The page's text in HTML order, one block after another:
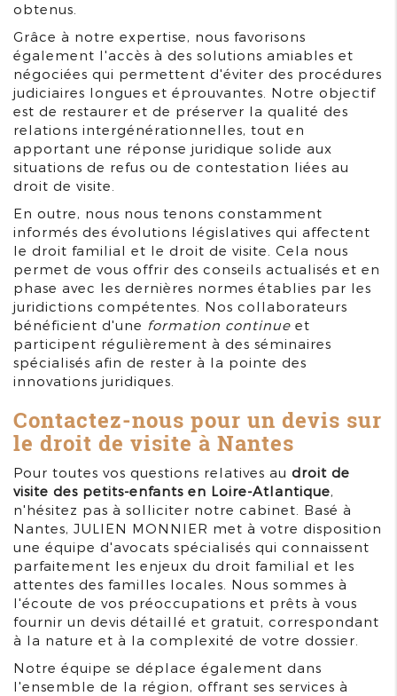
obtenus.
Grâce à notre expertise, nous favorisons
également l'accès à des solutions amiables et
négociées qui permettent d'éviter des procédures
judiciaires longues et éprouvantes. Notre objectif
est de restaurer et de préserver la qualité des
relations intergénérationnelles, tout en
apportant une réponse juridique solide aux
situations de refus ou de contestation liées au
droit de visite.
En outre, nous nous tenons constamment
informés des évolutions législatives qui affectent
le droit familial et le droit de visite. Cela nous
permet de vous offrir des conseils actualisés et en
phase avec les dernières normes établies par les
juridictions compétentes. Nos collaborateurs
bénéficient d'une formation continue et
participent régulièrement à des séminaires
spécialisés afin de rester à la pointe des
innovations juridiques.
Contactez-nous pour un devis sur
le droit de visite à Nantes
Pour toutes vos questions relatives au droit de
visite des petits-enfants en Loire-Atlantique,
n'hésitez pas à solliciter notre cabinet. Basé à
Nantes, JULIEN MONNIER met à votre disposition
une équipe d'avocats spécialisés qui connaissent
parfaitement les enjeux du droit familial et les
attentes des familles locales. Nous sommes à
l'écoute de vos préoccupations et prêts à vous
fournir un devis détaillé et gratuit, correspondant
à la nature et à la complexité de votre dossier.
Notre équipe se déplace également dans
l'ensemble de la région, offrant ses services à